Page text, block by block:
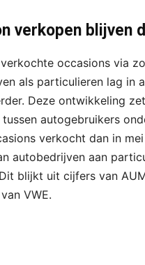
verkopen blijven
occasions via
als particulieren lag in
Deze ontwikkeling
autogebruikers
verkocht dan in
autobedrijven aan
blijkt uit cijfers van
VWE.